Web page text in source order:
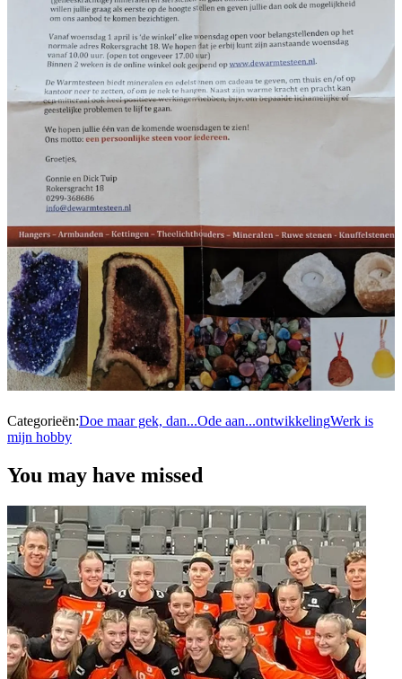
Categorieën:Doe maar gek, dan...Ode aan...ontwikkelingWerk is
mijn hobby
You may have missed